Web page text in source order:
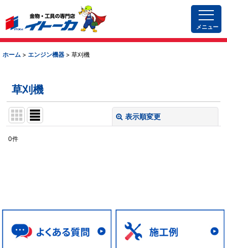
メニュー
ホーム > エンジン機器 > 草刈機
草刈機
表示順変更
0件